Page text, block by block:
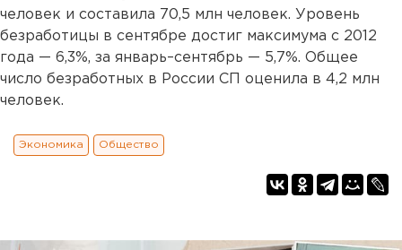
человек и составила 70,5 млн человек. Уровень
безработицы в сентябре достиг максимума с 2012
года — 6,3%, за январь–сентябрь — 5,7%. Общее
число безработных в России СП оценила в 4,2 млн
человек.
Экономика Общество